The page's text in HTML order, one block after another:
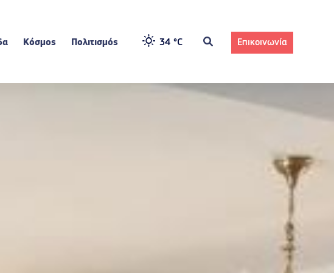
Κόσμος Πολιτισμός 34 °C Επικοινωνία